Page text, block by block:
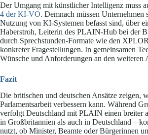
Der Umgang mit künstlicher Intelligenz muss
4 der KI-VO. Demnach müssen
Nutzung von KI-Systemen befasst sind, über
Haberstroh, Leiterin des PLAIN-Hub bei der
durch Sprechstunden-Formate wie den
konkreter Fragestellungen. In gemeinsamen
Wünsche und Anforderungen an den
Fazit
Die britischen und deutschen Ansätze
Parlamentsarbeit verbessern kann. Während
verfolgt Deutschland mit PLAIN einen breiter
in Großbritannien als auch in Deutschland –
nutzt, ob Minister, Beamte oder Bürgerinnen